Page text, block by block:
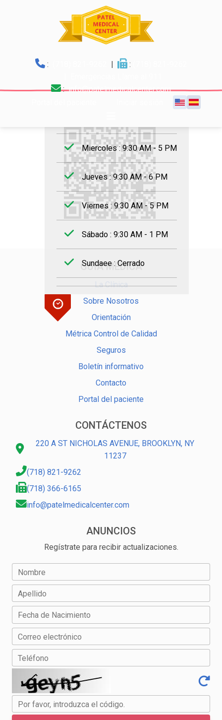
: :
:info@patelmedicalcenter.com
Horario de trabajo
Lunes : 9:30 AM - 6 PM
Miercoles : 9:30 AM - 5 PM
Jueves : 9:30 AM - 6 PM
Viernes : 9:30 AM - 5 PM
Sábado : 9:30 AM - 1 PM
Sundaee : Cerrado
GUÍA MÉDICA
La Clínica
Sobre Nosotros
Orientación
Métrica Control de Calidad
Seguros
Boletín informativo
Contacto
Portal del paciente
CONTÁCTENOS
220 A ST NICHOLAS AVENUE, BROOKLYN, NY
11237
(718) 821-9262
(718) 366-6165
info@patelmedicalcenter.com
ANUNCIOS
Regístrate para recibir actualizaciones.
Nombre
Apellido
Fecha de Nacimiento
Correo electrónico
Teléfono
Por favor, introduzca el código.